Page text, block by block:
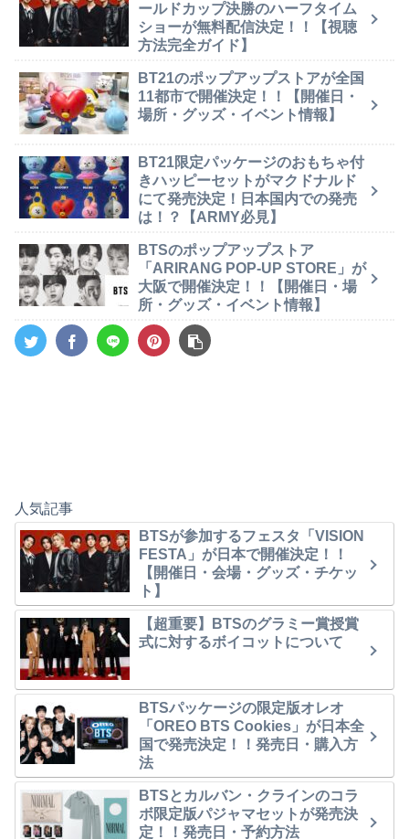
ールドカップ決勝のハーフタイム
ショーが無料配信決定！！【視聴
方法完全ガイド】
BT21のポップアップストアが全国
11都市で開催決定！！【開催日・
場所・グッズ・イベント情報】
BT21限定パッケージのおもちゃ付
きハッピーセットがマクドナルド
にて発売決定！日本国内での発売
は！？【ARMY必見】
BTSのポップアップストア
「ARIRANG POP-UP STORE」が
大阪で開催決定！！【開催日・場
所・グッズ・イベント情報】
人気記事
BTSが参加するフェスタ「VISION
FESTA」が日本で開催決定！！
【開催日・会場・グッズ・チケッ
ト】
【超重要】BTSのグラミー賞授賞
式に対するボイコットについて
BTSパッケージの限定版オレオ
「OREO BTS Cookies」が日本全
国で発売決定！！発売日・購入方
法
BTSとカルバン・クラインのコラ
ボ限定版パジャマセットが発売決
定！！発売日・予約方法